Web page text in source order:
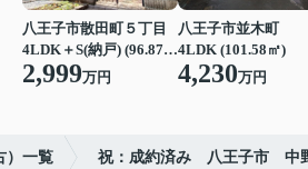
八王子市散田町５丁目
4LDK＋S(納戸) (96.87㎡)
2,999万円
八王子市並木町
4LDK (101.58㎡)
4,230万円
）一覧 祝：成約済み 八王子市 中